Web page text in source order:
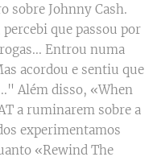
sobre Johnny Cash.
que passou por
Entrou numa
acordou e sentiu que
Além disso, «When
a ruminarem sobre a
experimentamos
«Rewind The